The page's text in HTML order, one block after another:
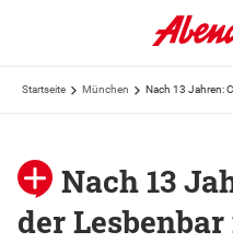
Startseite München Nach 13 Jahren:
Nach 13
der